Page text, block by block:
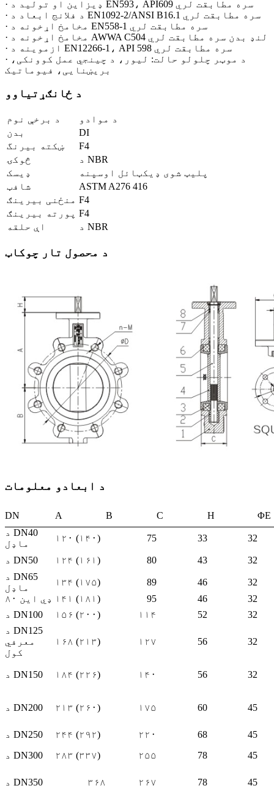
· ډیزاین او تولید د EN593، API609 سره مطابقت لري
· د فلانج ابعاد د EN1092-2/ANSI B16.1 سره مطابقت لري
· مخامخ اړخونه د EN558-1 سره مطابقت لري
· مخامخ اړخونه د AWWA C504 لنډ بدن سره مطابقت لري
· ازموینه د EN12266-1، API 598 سره مطابقت لري
· د موټر چلولو حالت: لیور، د چینجي عمل کوونکی،
بریښنایی، فیوماتیک
د ځانګړتیاوو
د برخې نوم
د موادو
بدن
DI
ښکته بیرنگ
F4
څوکۍ
د NBR
ډیسک
پلیټ شوی ډیکټائل اوسپنه
شافټ
ASTM A276 416
منځنی بیرینګ F4
پورته بیرینګ F4
اې حلقه
د NBR
د محصول تار چوکاټ
د ابعادو معلومات
DN A B C H
د DN40
ماډل
۱۲۰ (۱۴۰) 75 33 32
د DN50 ۱۲۴ (۱۶۱) 80 43
32
د DN65
ماډل
۱۳۴ (۱۷۵) 89 46
32
ډي این ۸۰ ۱۴۱ (۱۸۱) 95 46
32
د DN100
۱۵۶ (۲۰۰) ۱۱۴ 52
32
د DN125
معرفي
کول
۱۶۸ (۲۱۳) ۱۲۷ 56 32
د DN150 ۱۸۴ (۲۲۶) ۱۴۰ 56 32
د DN200 ۲۱۳ (۲۶۰) ۱۷۵ 60 45
د DN250 ۲۴۴ (۲۹۲) ۲۲۰ 68
45
د DN300
۲۸۳ (۳۳۷) ۲۵۵ 78 45
د DN350 ۳۶۸ ۲۶۷ 78 45